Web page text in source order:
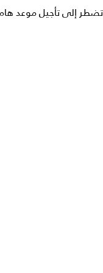
تضطر إلى تأجيل موعد